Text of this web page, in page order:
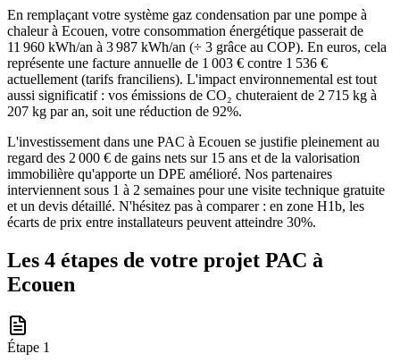
En remplaçant votre système gaz condensation par une pompe à
chaleur à Ecouen, votre consommation énergétique passerait de
11 960 kWh/an à 3 987 kWh/an (÷ 3 grâce au COP). En euros, cela
représente une facture annuelle de 1 003 € contre 1 536 €
actuellement (tarifs franciliens). L'impact environnemental est tout
aussi significatif : vos émissions de CO₂ chuteraient de 2 715 kg à
207 kg par an, soit une réduction de 92%.
L'investissement dans une PAC à Ecouen se justifie pleinement au
regard des 2 000 € de gains nets sur 15 ans et de la valorisation
immobilière qu'apporte un DPE amélioré. Nos partenaires
interviennent sous 1 à 2 semaines pour une visite technique gratuite
et un devis détaillé. N'hésitez pas à comparer : en zone H1b, les
écarts de prix entre installateurs peuvent atteindre 30%.
Les 4 étapes de votre projet PAC à
Ecouen
Étape 1